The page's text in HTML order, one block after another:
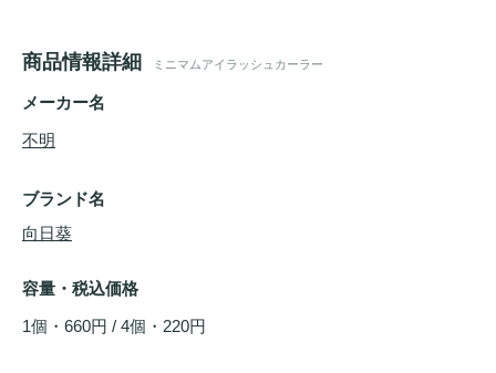
商品情報詳細 ミニマムアイラッシュカーラー
メーカー名
不明
ブランド名
向日葵
容量・税込価格
1個・660円 / 4個・220円